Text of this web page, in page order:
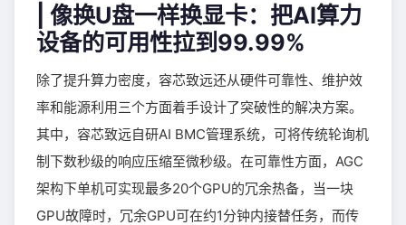
| 像换U盘一样换显卡：把AI算力
设备的可用性拉到99.99%
除了提升算力密度，容芯致远还从硬件可靠性、维护效
率和能源利用三个方面着手设计了突破性的解决方案。
其中，容芯致远自研AI BMC管理系统，可将传统轮询机
制下数秒级的响应压缩至微秒级。在可靠性方面，AGC
架构下单机可实现最多20个GPU的冗余热备，当一块
GPU故障时，冗余GPU可在约1分钟内接替任务，而传